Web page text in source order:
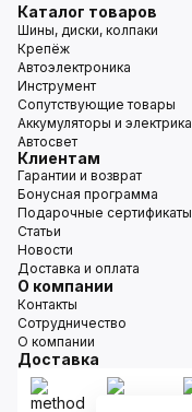
Каталог товаров
Шины, диски, колпаки
Крепёж
Автоэлектроника
Инструмент
Сопутствующие товары
Аккумуляторы и электрика
Автосвет
Клиентам
Гарантии и возврат
Бонусная программа
Подарочные сертификаты
Статьи
Новости
Доставка и оплата
О компании
Контакты
Сотрудничество
О компании
Доставка